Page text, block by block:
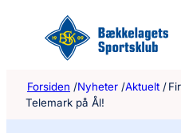
Forsiden /Nyheter /Aktuelt /
Telemark på Ål!